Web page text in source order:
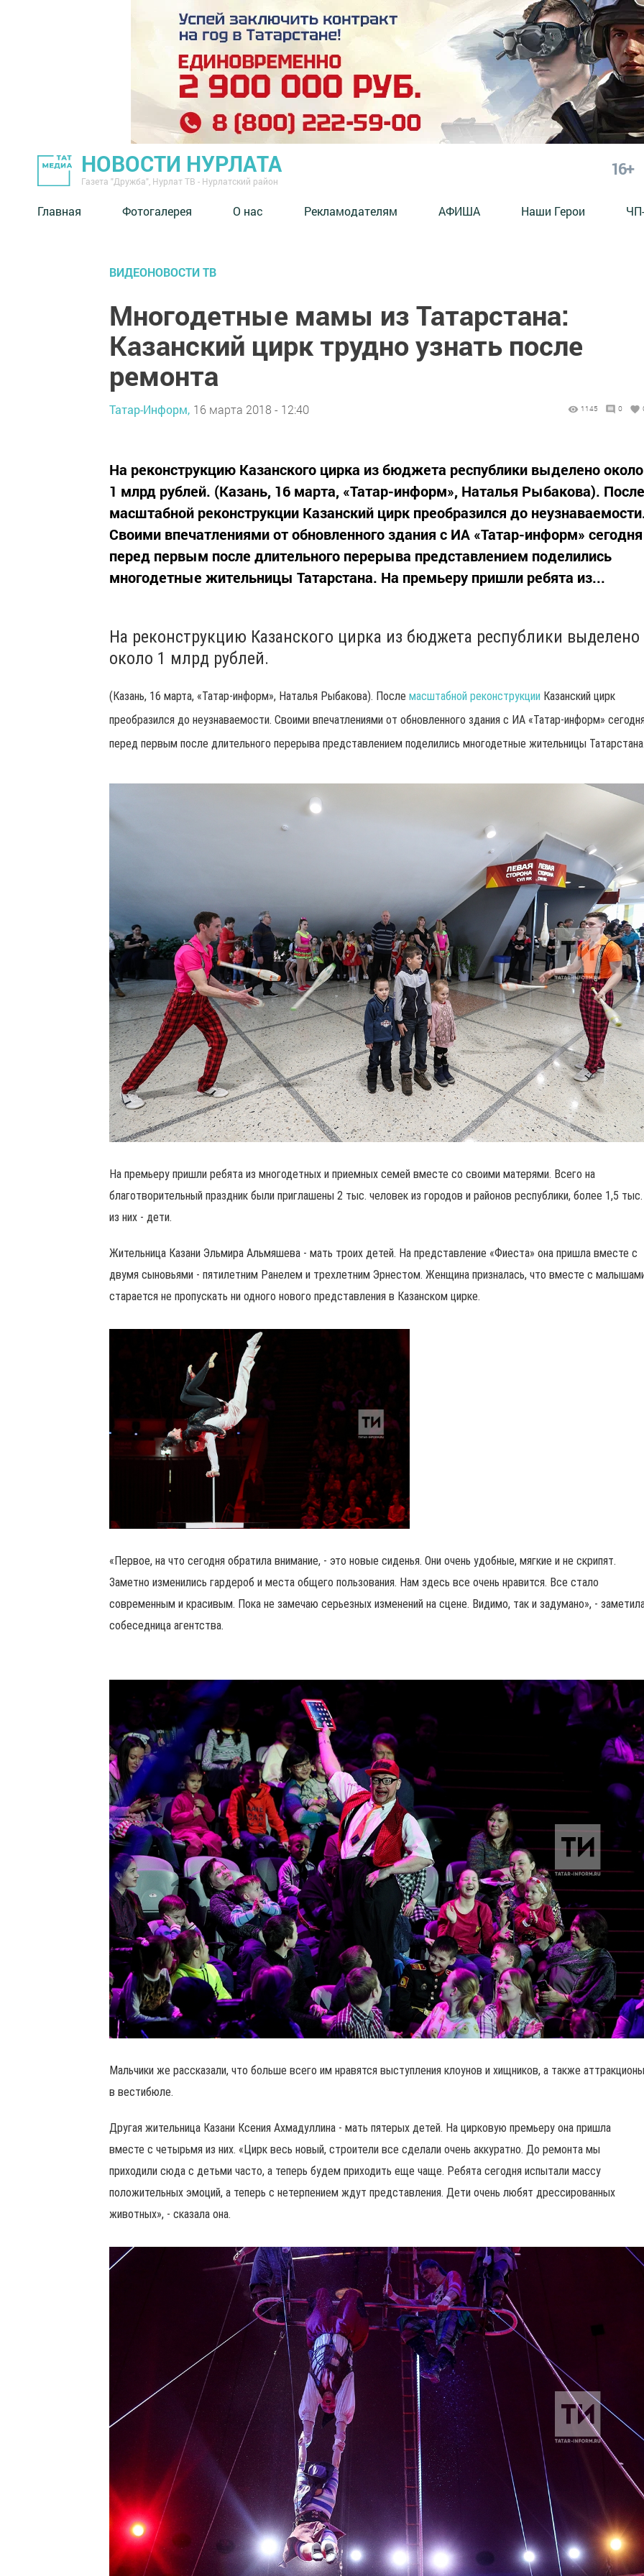
НОВОСТИ НУРЛАТА
Газета "Дружба", Нурлат ТВ - Нурлатский район
16+
Главная Фотогалерея О нас Рекламодателям АФИША Наши Герои
ВИДЕОНОВОСТИ ТВ
Многодетные мамы из Татарстана:
Казанский цирк трудно узнать после
ремонта
Татар-Информ, 16 марта 2018 - 12:40 1145 0
На реконструкцию Казанского цирка из бюджета республики выделено около
1 млрд рублей. (Казань, 16 марта, «Татар-информ», Наталья Рыбакова). После
масштабной реконструкции Казанский цирк преобразился до
Своими впечатлениями от обновленного здания с ИА «Татар-информ» сегодня
перед первым после длительного перерыва представлением поделились
многодетные жительницы Татарстана. На премьеру пришли ребята из...
На реконструкцию Казанского цирка из бюджета республики выделено
около 1 млрд рублей.
(Казань, 16 марта, «Татар-информ», Наталья Рыбакова). После масштабной реконструкции Казанский цирк
преобразился до неузнаваемости. Своими впечатлениями от обновленного здания с ИА «Татар-информ»
перед первым после длительного перерыва представлением поделились многодетные жительницы
На премьеру пришли ребята из многодетных и приемных семей вместе со своими матерями. Всего на
благотворительный праздник были приглашены 2 тыс. человек из городов и районов республики, более 1,5 тыс.
из них - дети.
Жительница Казани Эльмира Альмяшева - мать троих детей. На представление «Фиеста» она пришла вместе с
двумя сыновьями - пятилетним Ранелем и трехлетним Эрнестом. Женщина призналась, что вместе с
старается не пропускать ни одного нового представления в Казанском цирке.
«Первое, на что сегодня обратила внимание, - это новые сиденья. Они очень удобные, мягкие и не скрипят.
Заметно изменились гардероб и места общего пользования. Нам здесь все очень нравится. Все стало
современным и красивым. Пока не замечаю серьезных изменений на сцене. Видимо, так и задумано», -
собеседница агентства.
Мальчики же рассказали, что больше всего им нравятся выступления клоунов и хищников, а также аттракционы
в вестибюле.
Другая жительница Казани Ксения Ахмадуллина - мать пятерых детей. На цирковую премьеру она пришла
вместе с четырьмя из них. «Цирк весь новый, строители все сделали очень аккуратно. До ремонта мы
приходили сюда с детьми часто, а теперь будем приходить еще чаще. Ребята сегодня испытали массу
положительных эмоций, а теперь с нетерпением ждут представления. Дети очень любят дрессированных
животных», - сказала она.